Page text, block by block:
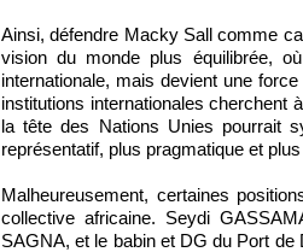
Ainsi, défendre Macky Sall comme
vision du monde plus équilibrée,
internationale, mais devient une
institutions internationales cherchent
la tête des Nations Unies pourrait
représentatif, plus pragmatique et
Malheureusement, certaines
collective africaine. Seydi
SAGNA, et le babin et DG du Port